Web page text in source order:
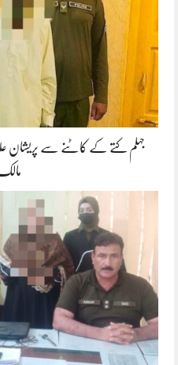
جہلم کتے کے کاٹنے سے پریشان